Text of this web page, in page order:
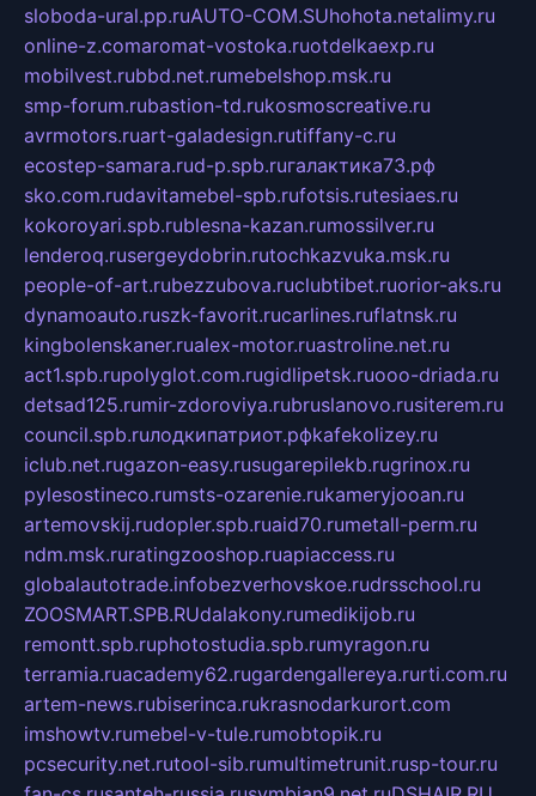
sloboda-ural.pp.ruAUTO-COM.SUhohota.netalimy.ru
online-z.comaromat-vostoka.ruotdelkaexp.ru
mobilvest.rubbd.net.rumebelshop.msk.ru
smp-forum.rubastion-td.rukosmoscreative.ru
avrmotors.ruart-galadesign.rutiffany-c.ru
ecostep-samara.rud-p.spb.ruгалактика73.рф
sko.com.rudavitamebel-spb.rufotsis.rutesiaes.ru
kokoroyari.spb.rublesna-kazan.rumossilver.ru
lenderoq.rusergeydobrin.rutochkazvuka.msk.ru
people-of-art.rubezzubova.ruclubtibet.ruorior-aks.ru
dynamoauto.ruszk-favorit.rucarlines.ruflatnsk.ru
kingbolenskaner.rualex-motor.ruastroline.net.ru
act1.spb.rupolyglot.com.rugidlipetsk.ruooo-driada.ru
detsad125.rumir-zdoroviya.rubruslanovo.rusiterem.ru
council.spb.ruлодкипатриот.рфkafekolizey.ru
iclub.net.rugazon-easy.rusugarepilekb.rugrinox.ru
pylesostineco.rumsts-ozarenie.rukameryjooan.ru
artemovskij.rudopler.spb.ruaid70.rumetall-perm.ru
ndm.msk.ruratingzooshop.ruapiaccess.ru
globalautotrade.infobezverhovskoe.rudrsschool.ru
ZOOSMART.SPB.RUdalakony.rumedikijob.ru
remontt.spb.ruphotostudia.spb.rumyragon.ru
terramia.ruacademy62.rugardengallereya.rurti.com.ru
artem-news.rubiserinca.rukrasnodarkurort.com
imshowtv.rumebel-v-tule.rumobtopik.ru
pcsecurity.net.rutool-sib.rumultimetrunit.rusp-tour.ru